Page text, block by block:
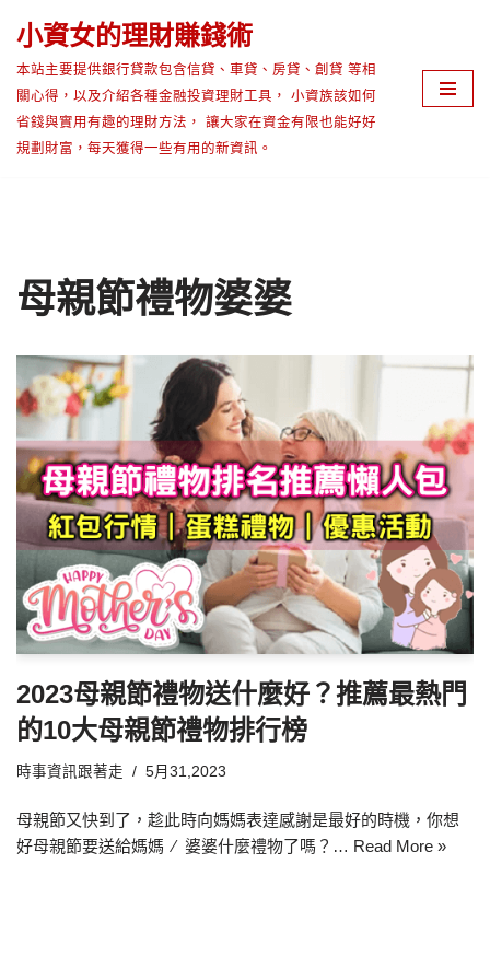
Skip
to
content
小資女的理財賺錢術
本站主要提供銀行貸款包含信貸、車貸、房貸、創貸 等相
關心得，以及介紹各種金融投資理財工具， 小資族該如何
省錢與實用有趣的理財方法， 讓大家在資金有限也能好好
規劃財富，每天獲得一些有用的新資訊。
母親節禮物婆婆
2023母親節禮物送什麼好？推薦最熱門
的10大母親節禮物排行榜
時事資訊跟著走 5月31,2023
母親節又快到了，趁此時向媽媽表達感謝是最好的時機，你想
好母親節要送給媽媽 ∕ 婆婆什麼禮物了嗎？… Read More »